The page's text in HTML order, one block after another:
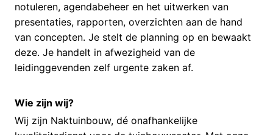
notuleren, agendabeheer en het uitwerken van
presentaties, rapporten, overzichten aan de hand
van concepten. Je stelt de planning op en bewaakt
deze. Je handelt in afwezigheid van de
leidinggevenden zelf urgente zaken af.
Wie zijn wij?
Wij zijn Naktuinbouw, dé onafhankelijke